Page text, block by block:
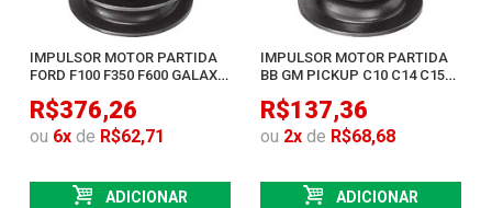
IMPULSOR MOTOR PARTIDA
FORD F100 F350 F600 GALAXIE
R$376,26
ou 6x de R$62,71
ADICIONAR
IMPULSOR MOTOR PARTIDA
BB GM PICKUP C10 C14 C15
R$137,36
ou 2x de R$68,68
ADICIONAR